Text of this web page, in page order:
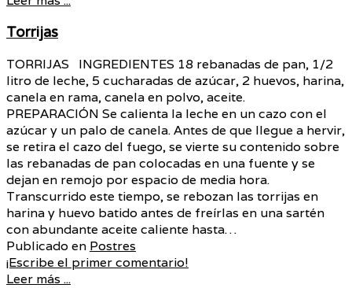
Torrijas
TORRIJAS INGREDIENTES 18 rebanadas de pan, 1/2
litro de leche, 5 cucharadas de azúcar, 2 huevos, harina,
canela en rama, canela en polvo, aceite.
PREPARACIÓN Se calienta la leche en un cazo con el
azúcar y un palo de canela. Antes de que llegue a hervir,
se retira el cazo del fuego, se vierte su contenido sobre
las rebanadas de pan colocadas en una fuente y se
dejan en remojo por espacio de media hora.
Transcurrido este tiempo, se rebozan las torrijas en
harina y huevo batido antes de freírlas en una sartén
con abundante aceite caliente hasta…
Publicado en Postres
¡Escribe el primer comentario!
Leer más ...